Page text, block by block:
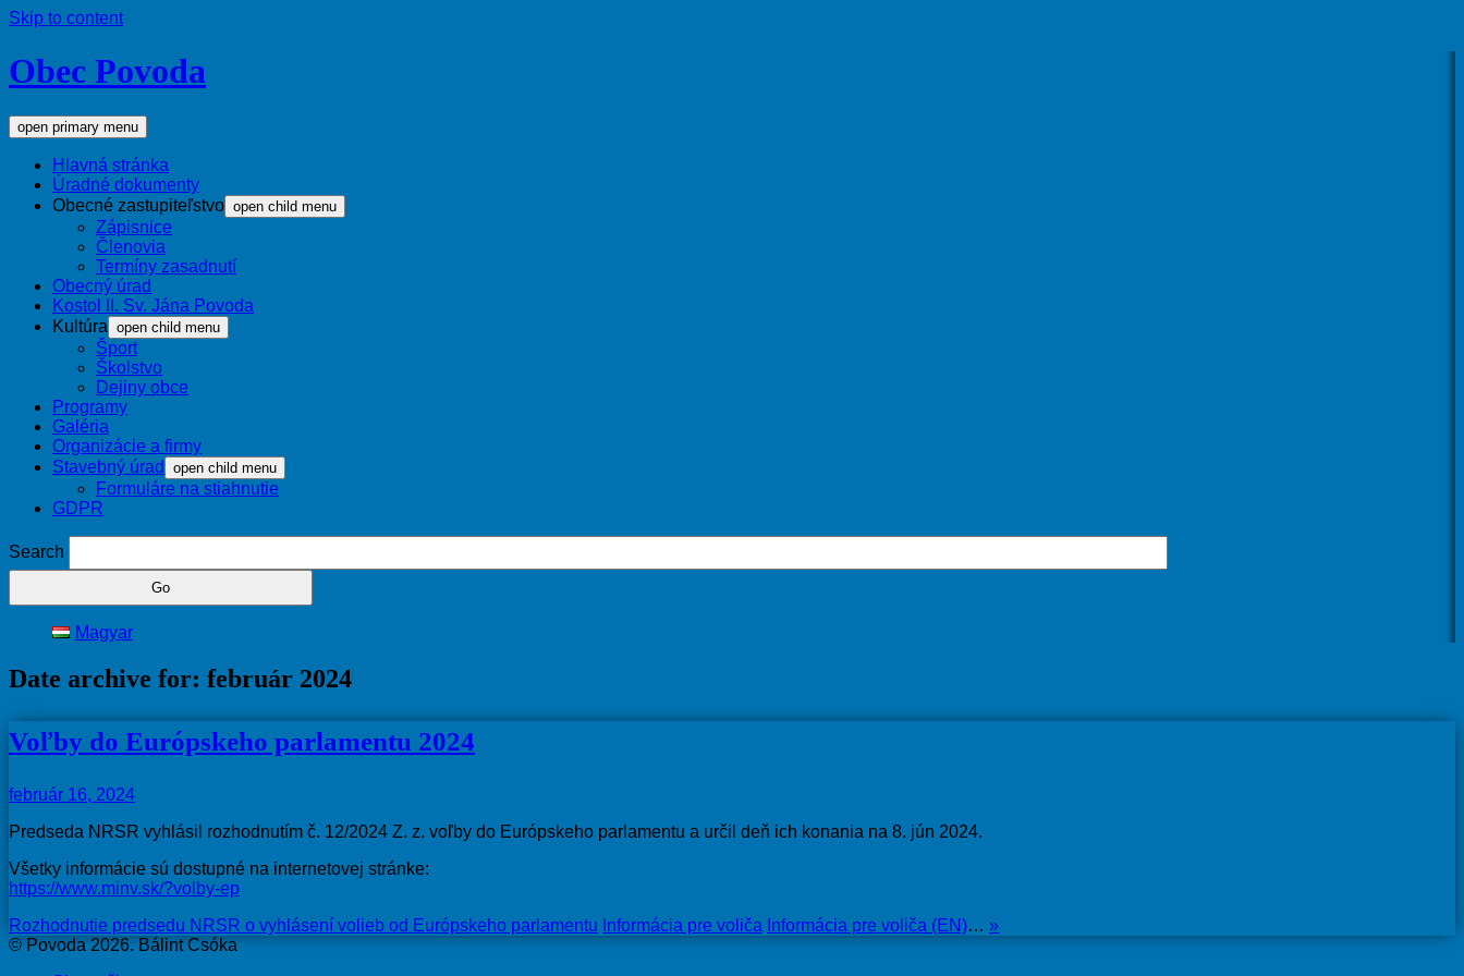
Skip to content
Obec Povoda
open primary menu
Hlavná stránka
Úradné dokumenty
Obecné zastupiteľstvo open child menu
Zápisnice
Členovia
Termíny zasadnutí
Obecný úrad
Kostol II. Sv. Jána Povoda
Kultúra open child menu
Šport
Školstvo
Dejiny obce
Programy
Galéria
Organizácie a firmy
Stavebný úrad
open child menu
Formuláre na stiahnutie
GDPR
Search
Magyar
Date archive for: február 2024
Voľby do Európskeho parlamentu 2024
február 16, 2024
Predseda NRSR vyhlásil rozhodnutím č. 12/2024 Z. z. voľby do Európskeho parlamentu a určil deň ich konania na 8. jún 2024.
Všetky informácie sú dostupné na internetovej stránke:
https://www.minv.sk/?volby-ep
Rozhodnutie predsedu NRSR o vyhlásení volieb od Európskeho parlamentu Informácia pre voliča Informácia pre voliča (EN)… »
© Povoda 2026. Bálint Csóka